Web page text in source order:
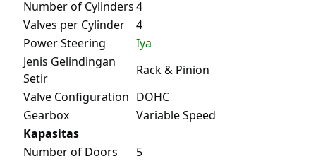
Number of Cylinders4
Valves per Cylinder
4
Power Steering
Iya
Jenis Gelindingan
Setir
Rack & Pinion
Valve Configuration DOHC
Gearbox
Variable Speed
Kapasitas
Number of Doors
5